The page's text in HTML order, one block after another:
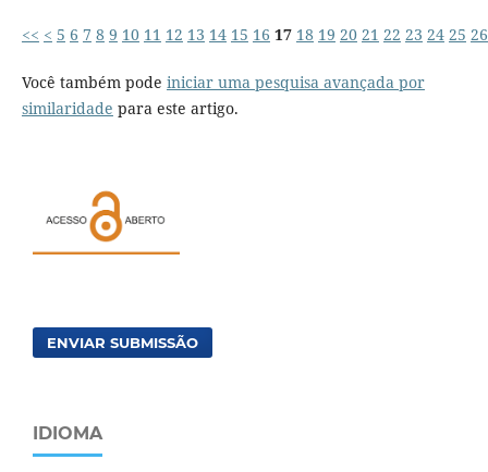
<< < 5 6 7 8 9 10 11 12 13 14 15 16 17 18 19 20 21 22 23 24 25 26
Você também pode iniciar uma pesquisa avançada por
similaridade para este artigo.
ENVIAR SUBMISSÃO
IDIOMA